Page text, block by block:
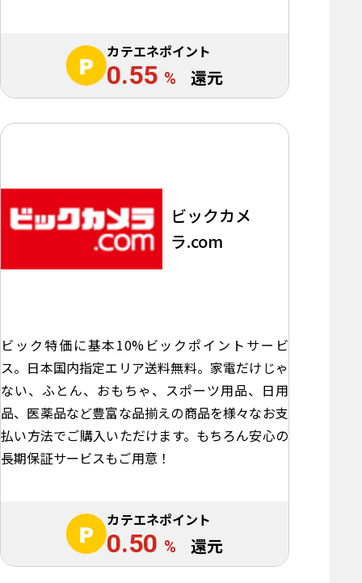
カテエネポイント
0.55 % 還元
ビックカメ
ラ.com
ビック特価に基本10%ビックポイントサービ
ス。日本国内指定エリア送料無料。家電だけじゃ
ない、ふとん、おもちゃ、スポーツ用品、日用
品、医薬品など豊富な品揃えの商品を様々なお支
払い方法でご購入いただけます。もちろん安心の
長期保証サービスもご用意！
カテエネポイント
0.50 % 還元